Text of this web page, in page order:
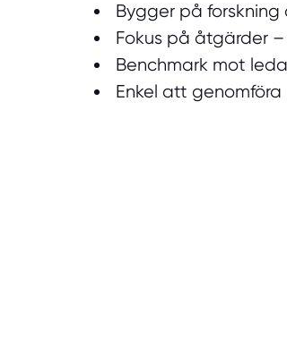
Bygger på
Fokus på åtgärder
Benchmark mot
Enkel att